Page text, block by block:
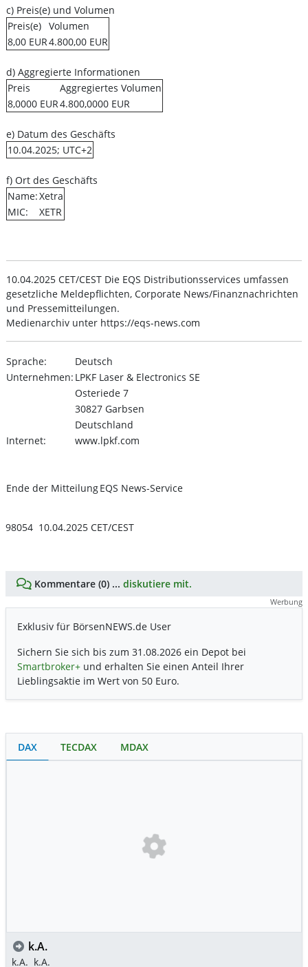
c) Preis(e) und Volumen
Preis(e) Volumen
8,00 EUR4.800,00 EUR
d) Aggregierte Informationen
Preis
Aggregiertes Volumen
8,0000 EUR4.800,0000 EUR
e) Datum des Geschäfts
10.04.2025; UTC+2
f) Ort des Geschäfts
Name:Xetra
MIC:
XETR
10.04.2025 CET/CEST Die EQS Distributionsservices umfassen
gesetzliche Meldepflichten, Corporate News/Finanznachrichten
und Pressemitteilungen.
Medienarchiv unter https://eqs-news.com
Sprache:
Deutsch
Unternehmen: LPKF Laser & Electronics SE
Osteriede 7
30827 Garbsen
Deutschland
Internet:
www.lpkf.com
Ende der MitteilungEQS News-Service
98054 10.04.2025 CET/CEST
Kommentare (0) ... diskutiere mit.
Werbung
Exklusiv für BörsenNEWS.de User
Sichern Sie sich bis zum 31.08.2026 ein Depot bei
Smartbroker+ und erhalten Sie einen Anteil Ihrer
Lieblingsaktie im Wert von 50 Euro.
DAX TECDAX MDAX
k.A.
k.A. k.A.